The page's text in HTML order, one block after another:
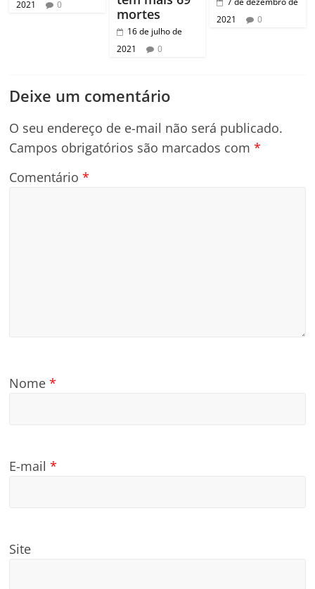
2021 0
mortes
16 de julho de
2021
0
2021
0
Deixe um comentário
O seu endereço de e-mail não será publicado.
Campos obrigatórios são marcados com*
Comentário*
Nome*
E-mail*
Site